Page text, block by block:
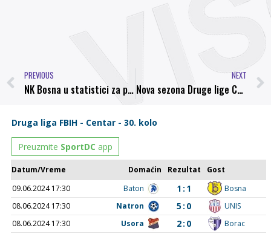
PREVIOUS
NK Bosna u statistici za proteklu sezonu // Džaviti dugoročno rješenje, Hindija najbolji strijelac, bolji rezultati na gostovanjima nego kod kuće
NEXT
Nova sezona Druge lige Centar FBiH počinje 17.08.2024. godine